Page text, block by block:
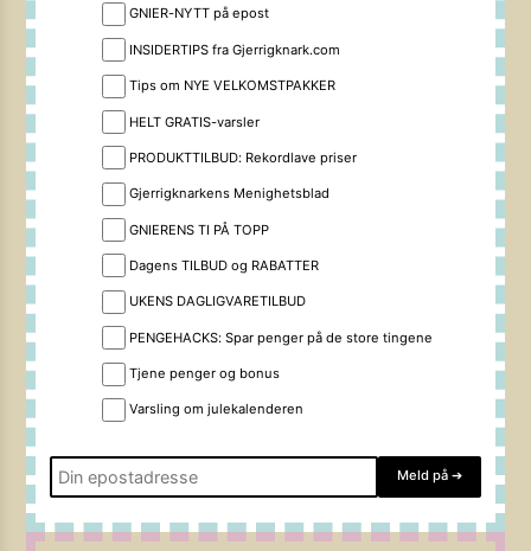
GNIER-NYTT på epost
INSIDERTIPS fra Gjerrigknark.com
Tips om NYE VELKOMSTPAKKER
HELT GRATIS-varsler
PRODUKTTILBUD: Rekordlave priser
Gjerrigknarkens Menighetsblad
GNIERENS TI PÅ TOPP
Dagens TILBUD og RABATTER
UKENS DAGLIGVARETILBUD
PENGEHACKS: Spar penger på de store tingene
Tjene penger og bonus
Varsling om julekalenderen
Meld på ➔